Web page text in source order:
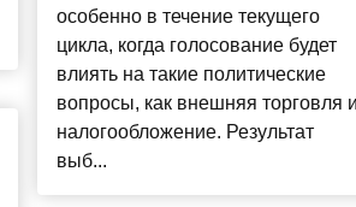
особенно в течение текущего
цикла, когда голосование будет
влиять на такие политические
вопросы, как внешняя торговля и
налогообложение. Результат
выб...